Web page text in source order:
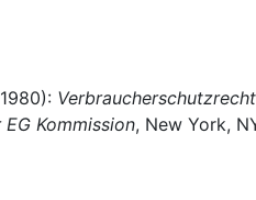
Kommission, New York,